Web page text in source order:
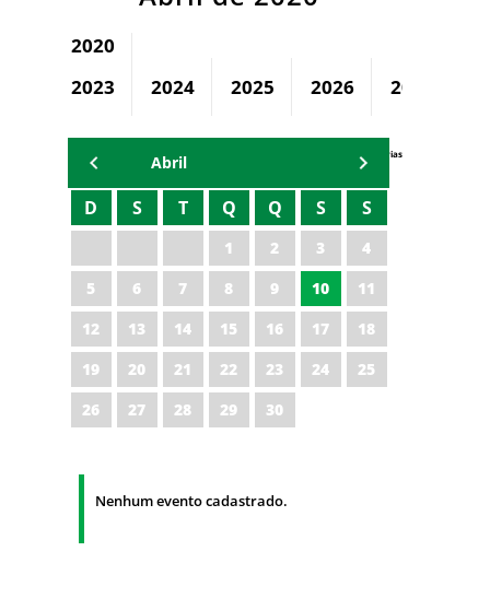
2020
2023
2024 2025 2026 2027
Agenda Secretárias
Abril
D S T Q Q S S
1 2 3
4
5
6 7 8 9 10
11
12
13 14 15 16 17
18
19
20 21 22 23 24
25
26
27 28 29 30
Nenhum evento cadastrado.